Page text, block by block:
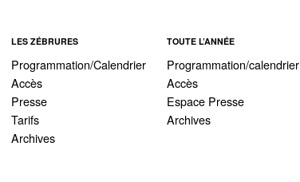
LES ZÉBRURES
Programmation/Calendrier
Accès
Presse
Tarifs
Archives
TOUTE L’ANNÉE
Programmation/calendrier
Accès
Espace Presse
Archives